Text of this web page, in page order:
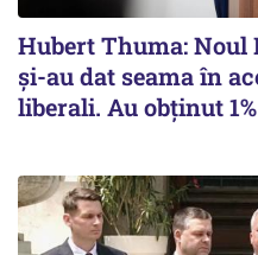
Hubert Thuma: Noul
și-au dat seama în
liberali. Au obținut